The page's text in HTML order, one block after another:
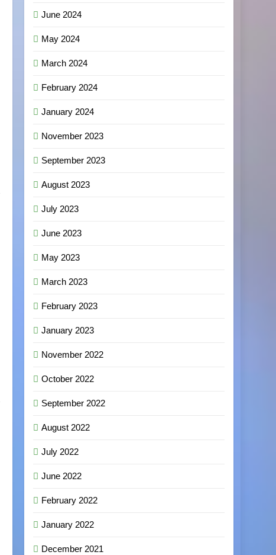
June 2024
May 2024
March 2024
February 2024
January 2024
November 2023
September 2023
August 2023
July 2023
June 2023
May 2023
March 2023
February 2023
January 2023
November 2022
October 2022
September 2022
August 2022
July 2022
June 2022
February 2022
January 2022
December 2021